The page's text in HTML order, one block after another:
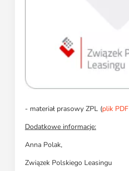
- materiał prasowy ZPL (plik PDF
Dodatkowe informacje:
Anna Polak,
Związek Polskiego Leasingu